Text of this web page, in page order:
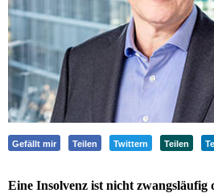
Gefällt mir Teilen Twittern Teilen
Eine Insolvenz ist nicht zwangsläufig